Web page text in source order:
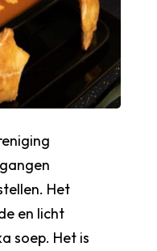
Het
en licht
soep. Het is